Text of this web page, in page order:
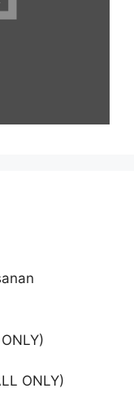
ONLY)